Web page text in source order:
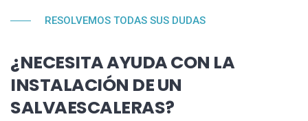
RESOLVEMOS TODAS SUS DUDAS
¿NECESITA AYUDA CON LA
INSTALACIÓN DE UN
SALVAESCALERAS?